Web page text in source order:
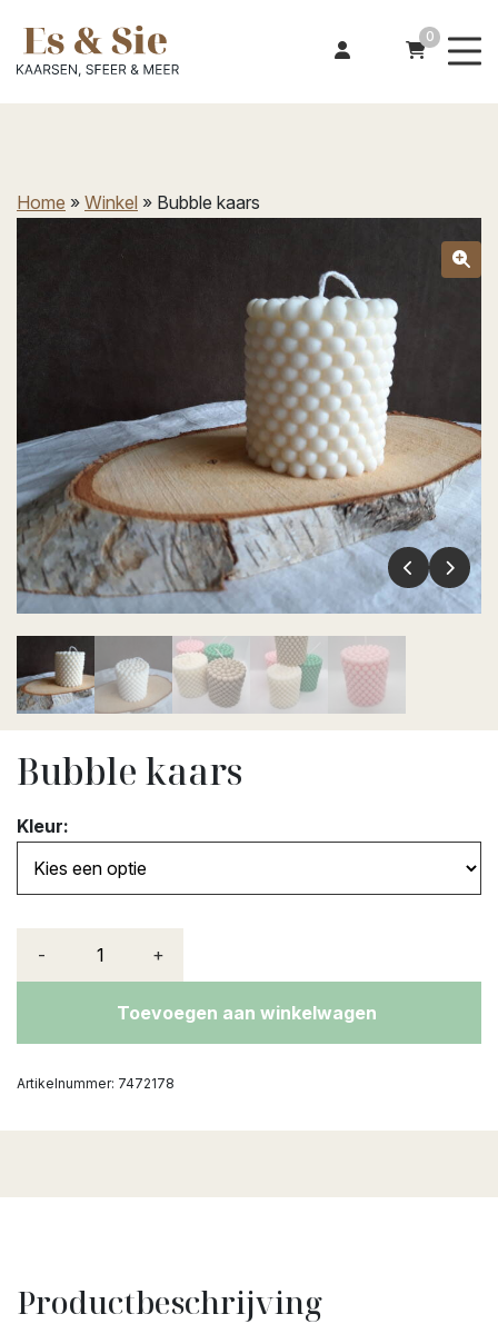
0
Home » Winkel » Bubble kaars
Bubble kaars
Kleur:
- +
Toevoegen aan winkelwagen
Artikelnummer: 7472178
Productbeschrijving